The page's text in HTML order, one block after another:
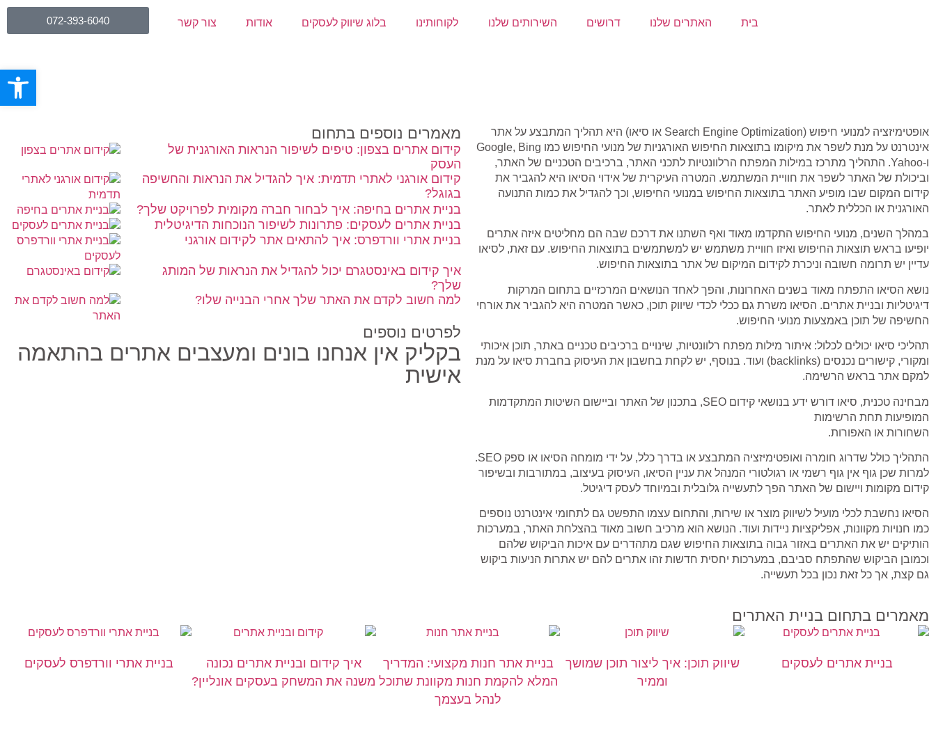
בית האתרים שלנו דרושים השירותים שלנו לקוחותינו בלוג שיווק לעסקים אודות צור קשר 072-393-6040
אופטימיזציה למנועי חיפוש (Search Engine Optimization או סיאו) היא תהליך המתבצע על אתר
אינטרנט על מנת לשפר את מיקומו בתוצאות החיפוש האורגניות של מנועי החיפוש כמו Google, Bing
ו-Yahoo. התהליך מתרכז במילות המפתח הרלוונטיות לתכני האתר, ברכיבים הטכניים של האתר,
וביכולת של האתר לשפר את חוויית המשתמש. המטרה העיקרית של אידוי הסיאו היא להגביר את
קידום המקום שבו מופיע האתר בתוצאות החיפוש במנועי החיפוש, וכך להגדיל את כמות התנועה
האורגנית או הכללית לאתר.
במהלך השנים, מנועי החיפוש התקדמו מאוד ואף השתנו את דרכם שבה הם מחליטים איזה אתרים
יופיעו בראש תוצאות החיפוש ואיזו חוויית משתמש יש למשתמשים בתוצאות החיפוש. עם זאת, לסיאו
עדיין יש תרומה חשובה וניכרת לקידום המיקום של אתר בתוצאות החיפוש.
נושא הסיאו התפתח מאוד בשנים האחרונות, והפך לאחד הנושאים המרכזיים בתחום המרקות
דיגיטליות ובניית אתרים. הסיאו משרת גם ככלי לכדי שיווק תוכן, כאשר המטרה היא להגביר את אורחי
החשיפה של תוכן באמצעות מנועי החיפוש.
תהליכי סיאו יכולים לכלול: איתור מילות מפתח רלוונטיות, שינויים ברכיבים טכניים באתר, תוכן איכותי
ומקורי, קישורים נכנסים (backlinks) ועוד. בנוסף, יש לקחת בחשבון את העיסוק בחברת סיאו על מנת
למקם אתר בראש הרשימה.
מבחינה טכנית, סיאו דורש ידע בנושאי קידום SEO, בתכנון של האתר וביישום השיטות המתקדמות
המופיעות תחת הרשימות
השחורות או האפורות.
התהליך כולל שדרוג חומרה ואופטימיזציה המתבצע או בדרך כלל, על ידי מומחה הסיאו או ספק SEO.
למרות שכן גוף אין גוף רשמי או רגולטורי המנהל את עניין הסיאו, העיסוק בעיצוב, במתורבות ובשיפור
קידום מקומות ויישום של האתר הפך לתעשייה גלובלית ובמיוחד לעסק דיגיטל.
הסיאו נחשבת לכלי מועיל לשיווק מוצר או שירות, והתחום עצמו התפשט גם לתחומי אינטרנט נוספים
כמו חנויות מקוונות, אפליקציות ניידות ועוד. הנושא הוא מרכיב חשוב מאוד בהצלחת האתר, במערכות
הותיקים יש את האתרים באזור גבוה בתוצאות החיפוש שגם מתהדרים עם איכות הביקוש שלהם
וכמובן הביקוש שהתפתח סביבם, במערכות יחסית חדשות זהו אתרים להם יש אתרות הניעות ביקוש
גם קצת, אך כל זאת נכון בכל תעשייה.
מאמרים נוספים בתחום
קידום אתרים בצפון: טיפים לשיפור הנראות האורגנית של
העסק
קידום אורגני לאתרי תדמית: איך להגדיל את הנראות והחשיפה
בגוגל?
בניית אתרים בחיפה: איך לבחור חברה מקומית לפרויקט שלך?
בניית אתרים לעסקים: פתרונות לשיפור הנוכחות הדיגיטלית
בניית אתרי וורדפרס: איך להתאים אתר לקידום אורגני
איך קידום באינסטגרם יכול להגדיל את הנראות של המותג
שלך?
למה חשוב לקדם את האתר שלך אחרי הבנייה שלו?
לפרטים נוספים
בקליק אין אנחנו בונים ומעצבים אתרים בהתאמה
אישית
מאמרים בתחום בניית האתרים
בניית אתרים לעסקים
שיווק תוכן: איך ליצור תוכן שמושך
וממיר
בניית אתר חנות מקצועי: המדריך
המלא להקמת חנות מקוונת שתוכל
לנהל בעצמך
איך קידום ובניית אתרים נכונה
משנה את המשחק בעסקים אונליין?
בניית אתרי וורדפרס לעסקים
פתח